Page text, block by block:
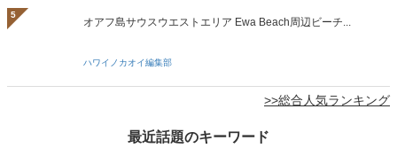
5
オアフ島サウスウエストエリア Ewa Beach周辺ビーチ...
ハワイノカオイ編集部
>>総合人気ランキング
最近話題のキーワード